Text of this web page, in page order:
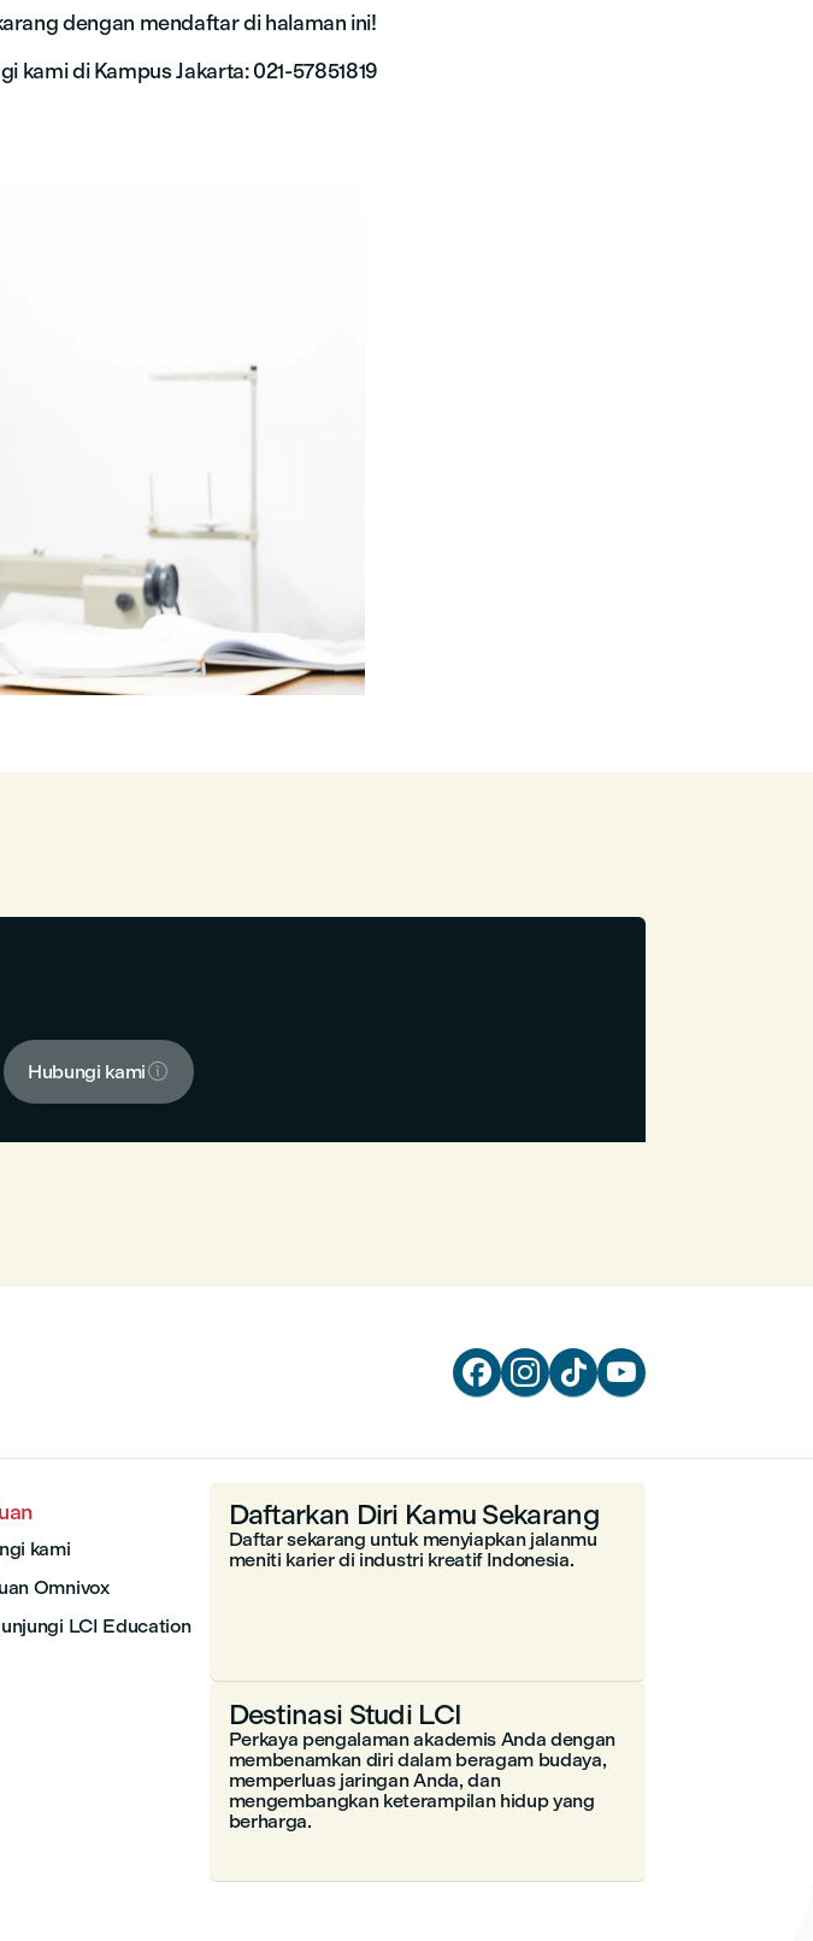
dengan mendaftar di halaman ini!
kami di Kampus Jakarta: 021-57851819
Hubungi kami
   
kami
Omnivox
LCI Education
Daftarkan Diri Kamu Sekarang
Daftar sekarang untuk menyiapkan jalanmu
meniti karier di industri kreatif Indonesia.
Destinasi Studi LCI
Perkaya pengalaman akademis Anda dengan
membenamkan diri dalam beragam budaya,
memperluas jaringan Anda, dan
mengembangkan keterampilan hidup yang
berharga.